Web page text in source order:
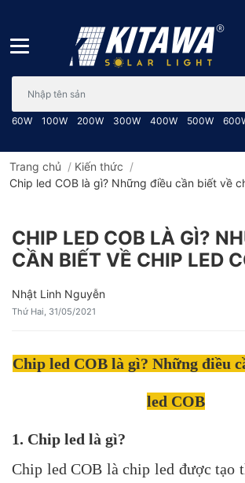
60W 100W 200W 300W 400W 500W
Trang chủ / Kiến thức /
Chip led COB là gì? Những điều cần biết về
CHIP LED COB LÀ GÌ?
CẦN BIẾT VỀ CHIP LED
Nhật Linh Nguyễn
Thứ Hai, 31/05/2021
Chip led COB là gì? Những điều
led COB
1. Chip led là gì?
Chip led COB là chip led được tạo